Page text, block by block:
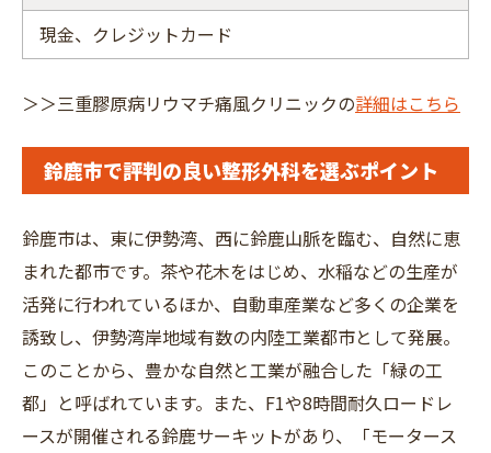
現金、クレジットカード
＞＞三重膠原病リウマチ痛風クリニックの詳細はこちら
鈴鹿市で評判の良い整形外科を選ぶポイント
鈴鹿市は、東に伊勢湾、西に鈴鹿山脈を臨む、自然に恵
まれた都市です。茶や花木をはじめ、水稲などの生産が
活発に行われているほか、自動車産業など多くの企業を
誘致し、伊勢湾岸地域有数の内陸工業都市として発展。
このことから、豊かな自然と工業が融合した「緑の工
都」と呼ばれています。また、F1や8時間耐久ロードレ
ースが開催される鈴鹿サーキットがあり、「モータース